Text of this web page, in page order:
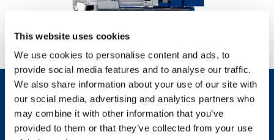
This website uses cookies
We use cookies to personalise content and ads, to
provide social media features and to analyse our traffic.
We also share information about your use of our site with
our social media, advertising and analytics partners who
may combine it with other information that you’ve
provided to them or that they’ve collected from your use
CONTÁCTENOS